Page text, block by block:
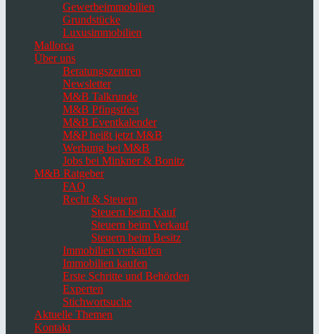
Gewerbeimmobilien
Grundstücke
Luxusimmobilien
Mallorca
Über uns
Beratungszentren
Newsletter
M&B Talkrunde
M&B Pfingstfest
M&B Eventkalender
M&P heißt jetzt M&B
Werbung bei M&B
Jobs bei Minkner & Bonitz
M&B Ratgeber
FAQ
Recht & Steuern
Steuern beim Kauf
Steuern beim Verkauf
Steuern beim Besitz
Immobilien verkaufen
Immobilien kaufen
Erste Schritte und Behörden
Experten
Stichwortsuche
Aktuelle Themen
Kontakt